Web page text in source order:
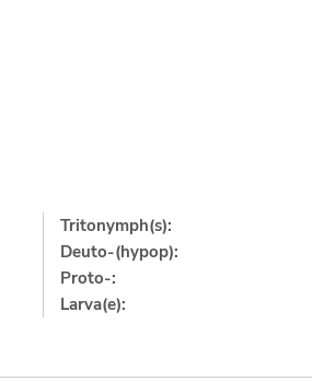
Tritonymph(s):
Deuto-(hypop):
Proto-:
Larva(e):